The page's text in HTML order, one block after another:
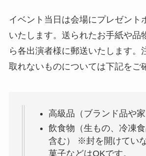
イベント当日は会場にプレゼント
いたします。送られたお手紙や品
ら各出演者様に郵送いたします。
取れないものについては下記をご
高級品（ブランド品や
飲食物（生もの、冷凍
含む） ※封を開けてい
菓子などはOKです。